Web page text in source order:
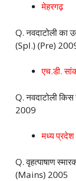
मेहरगढ़
Q. नवदाटोली का
(Spl.) (Pre)
एच.डी.
Q. नवदाटोली
2009
मध्य प्रदेश
Q. वृहत्पाषाण
(Mains) 2005